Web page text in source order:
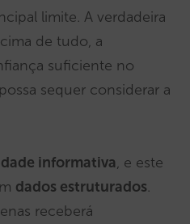
limite. A verdadeira
de tudo, a
suficiente no
sequer considerar a
informativa, e este
dados estruturados.
receberá